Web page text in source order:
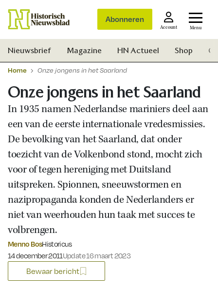
Abonneren
Account Menu
Nieuwsbrief Magazine HN Actueel Shop
Home Onze jongens in het Saarland
Onze jongens in het Saarland
In 1935 namen Nederlandse mariniers deel aan
een van de eerste internationale vredesmissies.
De bevolking van het Saarland, dat onder
toezicht van de Volkenbond stond, mocht zich
voor of tegen hereniging met Duitsland
uitspreken. Spionnen, sneeuwstormen en
nazipropaganda konden de Nederlanders er
niet van weerhouden hun taak met succes te
volbrengen.
Menno BosHistoricus
Gepubliceerd op:
14 december 2011Update 16 maart 2023
Bewaar bericht